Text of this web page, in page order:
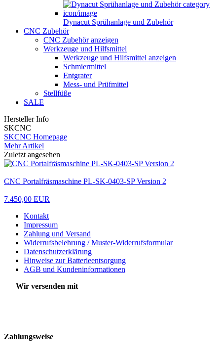
Dynacut Sprühanlage und Zubehör
CNC Zubehör
CNC Zubehör anzeigen
Werkzeuge und Hilfsmittel
Werkzeuge und Hilfsmittel anzeigen
Schmiermittel
Entgrater
Mess- und Prüfmittel
Stellfüße
SALE
Hersteller Info
SKCNC
SKCNC Homepage
Mehr Artikel
Zuletzt angesehen
CNC Portalfräsmaschine PL-SK-0403-SP Version 2
7.450,00 EUR
Kontakt
Impressum
Zahlung und Versand
Widerrufsbelehrung / Muster-Widerrufsformular
Datenschutzerklärung
Hinweise zur Batterieentsorgung
AGB und Kundeninformationen
Wir versenden mit
Zahlungsweise